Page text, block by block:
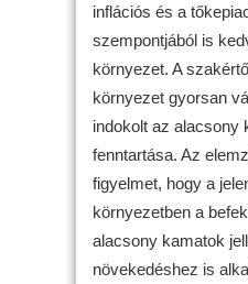
inflációs és a
szempontjából is
környezet. A
környezet gyorsan
indokolt az alacsony
fenntartása. Az
figyelmet, hogy a
környezetben a
alacsony kamatok
növekedéshez is